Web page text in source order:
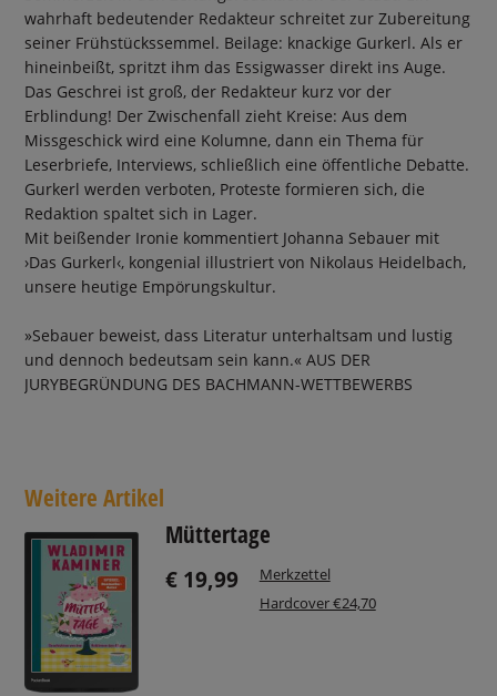
wahrhaft bedeutender Redakteur schreitet zur Zubereitung
seiner Frühstückssemmel. Beilage: knackige Gurkerl. Als er
hineinbeißt, spritzt ihm das Essigwasser direkt ins Auge.
Das Geschrei ist groß, der Redakteur kurz vor der
Erblindung! Der Zwischenfall zieht Kreise: Aus dem
Missgeschick wird eine Kolumne, dann ein Thema für
Leserbriefe, Interviews, schließlich eine öffentliche Debatte.
Gurkerl werden verboten, Proteste formieren sich, die
Redaktion spaltet sich in Lager.
Mit beißender Ironie kommentiert Johanna Sebauer mit
›Das Gurkerl‹, kongenial illustriert von Nikolaus Heidelbach,
unsere heutige Empörungskultur.
»Sebauer beweist, dass Literatur unterhaltsam und lustig
und dennoch bedeutsam sein kann.« AUS DER
JURYBEGRÜNDUNG DES BACHMANN-WETTBEWERBS
Weitere Artikel
Müttertage
€ 19,99
Merkzettel
Hardcover €24,70